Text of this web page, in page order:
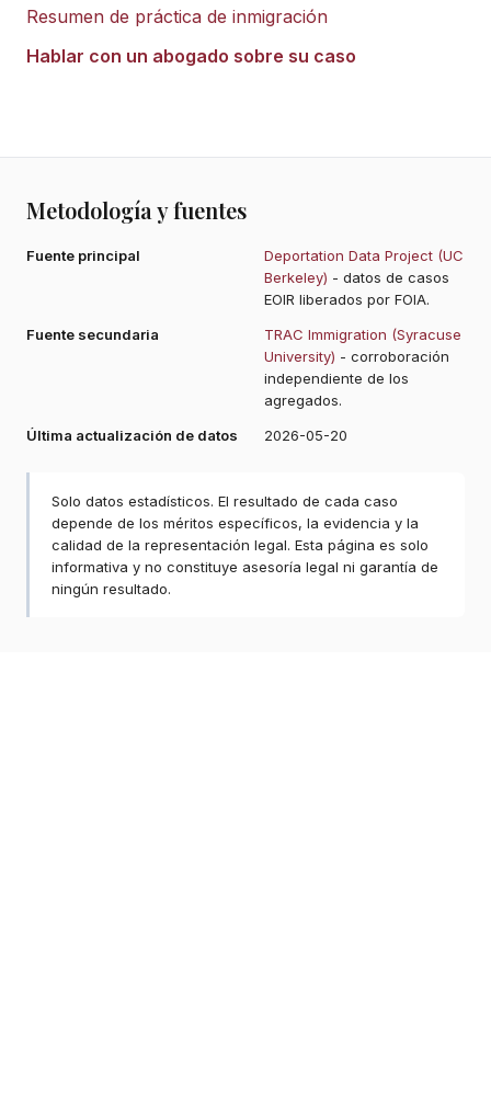
Resumen de práctica de inmigración
Hablar con un abogado sobre su caso
Metodología y fuentes
Fuente principal
Deportation Data Project (UC
Berkeley) - datos de casos
EOIR liberados por FOIA.
Fuente secundaria
TRAC Immigration (Syracuse
University) - corroboración
independiente de los
agregados.
Última actualización de datos
2026-05-20
Solo datos estadísticos. El resultado de cada caso
depende de los méritos específicos, la evidencia y la
calidad de la representación legal. Esta página es solo
informativa y no constituye asesoría legal ni garantía de
ningún resultado.